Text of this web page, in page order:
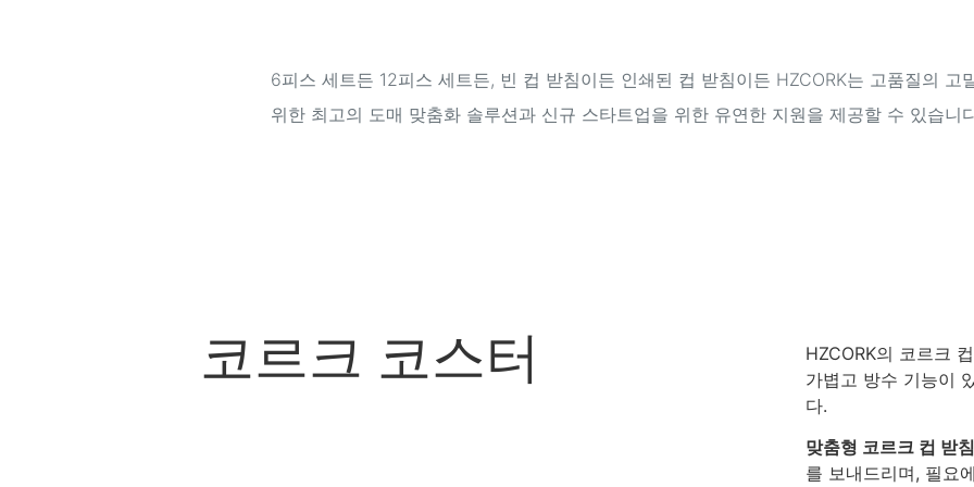
6피스 세트든 12피스 세트든, 빈 컵 받침이든 인쇄된 컵 받침이든 HZCORK는 고품질의
위한 최고의 도매 맞춤화 솔루션과 신규 스타트업을 위한 유연한 지원을 제공할 수 있습니
코르크 코스터
HZCORK의 코르크
가볍고 방수 기능이
다.
맞춤형 코르크 컵 받
를 보내드리며, 필요